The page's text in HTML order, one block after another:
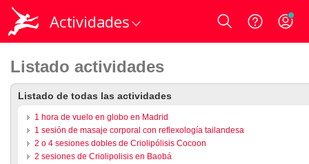
Actividades Login
Listado actividades
Listado de todas las actividades
1 hora de vuelo en globo en Madrid
1 sesión de masaje corporal con reflexología tailandesa
2 o 4 sesiones dobles de Criolipólisis Cocoon
2 sesiones de Criolipolisis en Baobá